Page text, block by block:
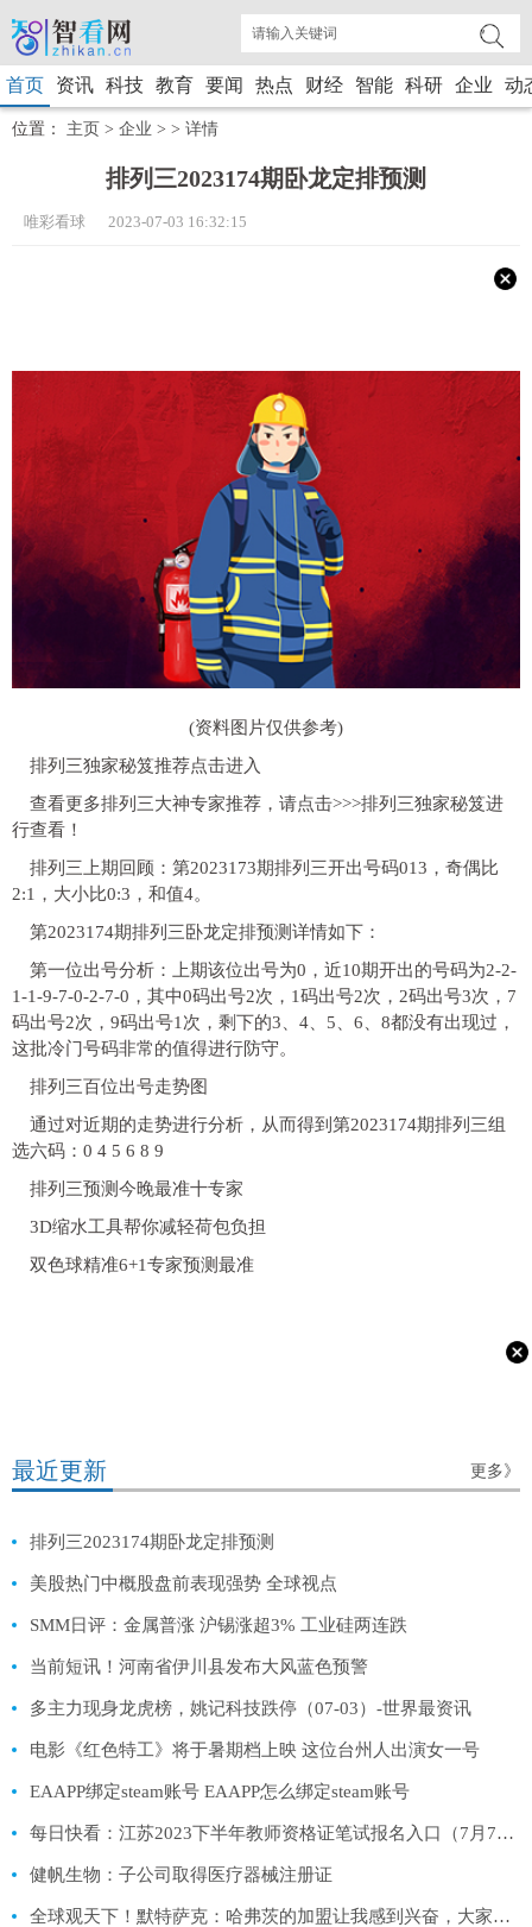
首页 资讯 科技 教育 要闻 热点 财经 智能 科研 企业 动
位置： 主页 > 企业 > > 详情
排列三2023174期卧龙定排预测
唯彩看球 2023-07-03 16:32:15
(资料图片仅供参考)
排列三独家秘笈推荐点击进入
查看更多排列三大神专家推荐，请点击>>>排列三独家秘笈进
行查看！
排列三上期回顾：第2023173期排列三开出号码013，奇偶比
2:1，大小比0:3，和值4。
第2023174期排列三卧龙定排预测详情如下：
第一位出号分析：上期该位出号为0，近10期开出的号码为2-2-
1-1-9-7-0-2-7-0，其中0码出号2次，1码出号2次，2码出号3次，7
码出号2次，9码出号1次，剩下的3、4、5、6、8都没有出现过，
这批冷门号码非常的值得进行防守。
排列三百位出号走势图
通过对近期的走势进行分析，从而得到第2023174期排列三组
选六码：0 4 5 6 8 9
排列三预测今晚最准十专家
3D缩水工具帮你减轻荷包负担
双色球精准6+1专家预测最准
最近更新 更多》
排列三2023174期卧龙定排预测
美股热门中概股盘前表现强势 全球视点
SMM日评：金属普涨 沪锡涨超3% 工业硅两连跌
当前短讯！河南省伊川县发布大风蓝色预警
多主力现身龙虎榜，姚记科技跌停（07-03）-世界最资讯
电影《红色特工》将于暑期档上映 这位台州人出演女一号
EAAPP绑定steam账号 EAAPP怎么绑定steam账号
每日快看：江苏2023下半年教师资格证笔试报名入口（7月7日至7月10日）
健帆生物：子公司取得医疗器械注册证
全球观天下！默特萨克：哈弗茨的加盟让我感到兴奋，大家都想让球队变得更好